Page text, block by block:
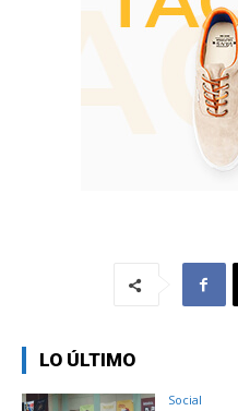
LO ÚLTIMO
Social